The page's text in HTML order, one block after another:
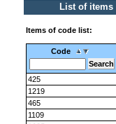
List of items
Items of code list:
Code
425
1219
465
1109